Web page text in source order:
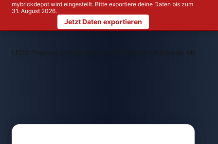
mybrickdepot wird eingestellt. Bitte exportiere deine Daten bis zum
31. August 2026.
Jetzt Daten exportieren
LEGO Themen > LEGO 5010244 Nike Air Max 95